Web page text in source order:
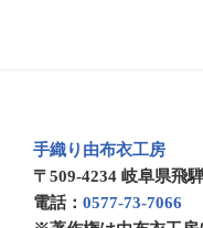
手織り由布衣工房
〒509-4234 岐阜県飛
電話： 0577-73-7066